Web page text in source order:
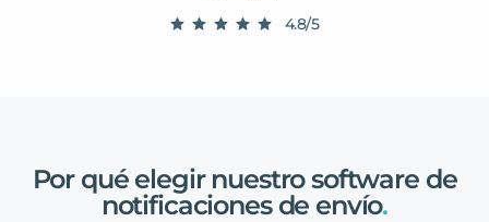
4.8/5
Por qué elegir nuestro software de
notificaciones de envío.